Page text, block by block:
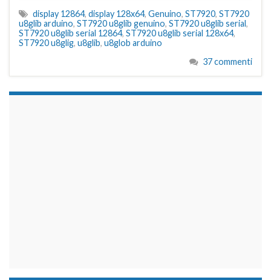
display 12864, display 128x64, Genuino, ST7920, ST7920
u8glib arduino, ST7920 u8glib genuino, ST7920 u8glib serial,
ST7920 u8glib serial 12864, ST7920 u8glib serial 128x64,
ST7920 u8glig, u8glib, u8glob arduino
37 commenti